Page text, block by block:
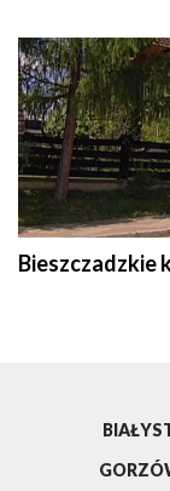
Bieszczadzkie